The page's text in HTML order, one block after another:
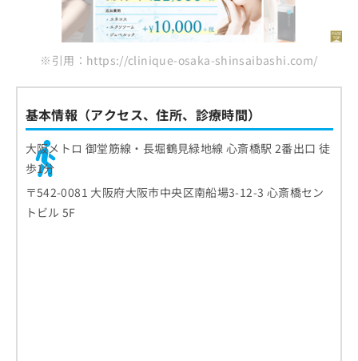
※引用：https://clinique-osaka-shinsaibashi.com/
基本情報（アクセス、住所、診療時間）
大阪メトロ 御堂筋線・長堀鶴見緑地線 心斎橋駅 2番出口 徒
歩1分
〒542-0081 大阪府大阪市中央区南船場3-12-3 心斎橋セン
トビル 5F